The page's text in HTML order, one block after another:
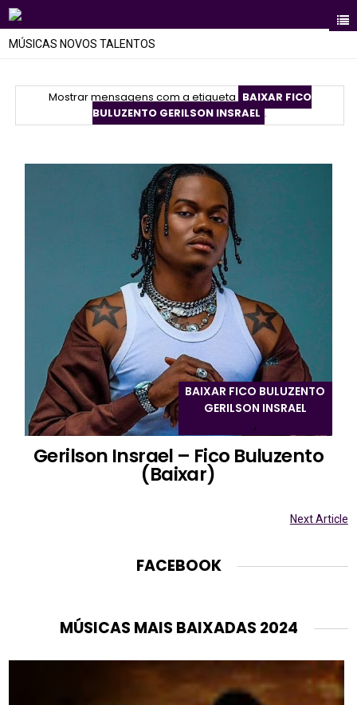
MÚSICAS NOVOS TALENTOS
Mostrar mensagens com a etiqueta BAIXAR FICO
BULUZENTO GERILSON INSRAEL .
BAIXAR FICO BULUZENTO
GERILSON INSRAEL
,
Gerilson Insrael – Fico Buluzento
(Baixar)
Next Article
FACEBOOK
MÚSICAS MAIS BAIXADAS 2024